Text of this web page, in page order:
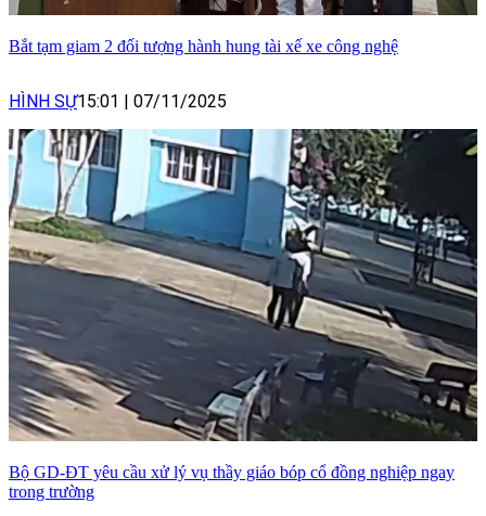
Bắt tạm giam 2 đối tượng hành hung tài xế xe công nghệ
HÌNH SỰ15:01 | 07/11/2025
Bộ GD-ĐT yêu cầu xử lý vụ thầy giáo bóp cổ đồng nghiệp ngay
trong trường